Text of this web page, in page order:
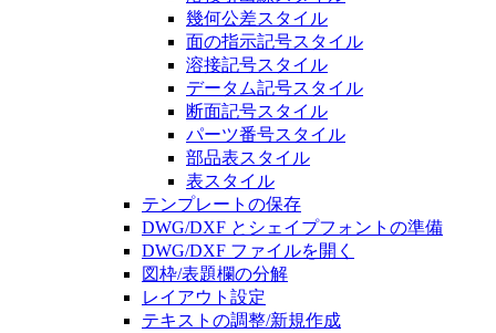
幾何公差スタイル
面の指示記号スタイル
溶接記号スタイル
データム記号スタイル
断面記号スタイル
パーツ番号スタイル
部品表スタイル
表スタイル
テンプレートの保存
DWG/DXF とシェイプフォントの準備
DWG/DXF ファイルを開く
図枠/表題欄の分解
レイアウト設定
テキストの調整/新規作成